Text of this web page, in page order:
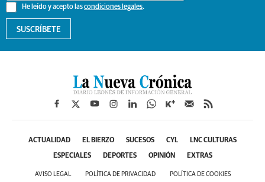
He leído y acepto lascondiciones legales.
SUSCRÍBETE
ACTUALIDAD EL BIERZO SUCESOS CYL LNC CULTURAS
ESPECIALES DEPORTES OPINIÓN EXTRAS
AVISO LEGAL POLÍTICA DE PRIVACIDAD POLÍTICA DE COOKIES